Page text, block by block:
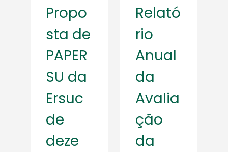
Propo
sta de
PAPER
SU da
Ersuc
de
deze
Relató
rio
Anual
da
Avalia
ção
da